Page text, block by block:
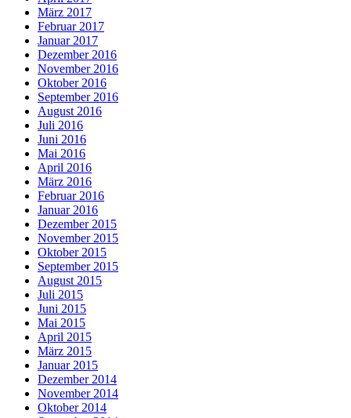
März 2017
Februar 2017
Januar 2017
Dezember 2016
November 2016
Oktober 2016
September 2016
August 2016
Juli 2016
Juni 2016
Mai 2016
April 2016
März 2016
Februar 2016
Januar 2016
Dezember 2015
November 2015
Oktober 2015
September 2015
August 2015
Juli 2015
Juni 2015
Mai 2015
April 2015
März 2015
Januar 2015
Dezember 2014
November 2014
Oktober 2014